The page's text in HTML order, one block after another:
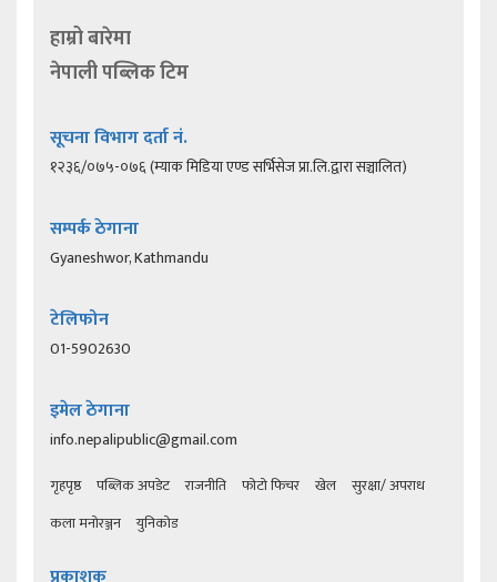
हाम्रो बारेमा
नेपाली पब्लिक टिम
सूचना विभाग दर्ता नं.
१२३६/०७५-०७६ (म्याक मिडिया एण्ड सर्भिसेज प्रा.लि.द्वारा सञ्चालित)
सम्पर्क ठेगाना
Gyaneshwor, Kathmandu
टेलिफोन
01-5902630
इमेल ठेगाना
info.nepalipublic@gmail.com
गृहपृष्ठ पब्लिक अपडेट राजनीति फोटो फिचर खेल
सुरक्षा/ अपराध
कला मनोरञ्जन
युनिकोड